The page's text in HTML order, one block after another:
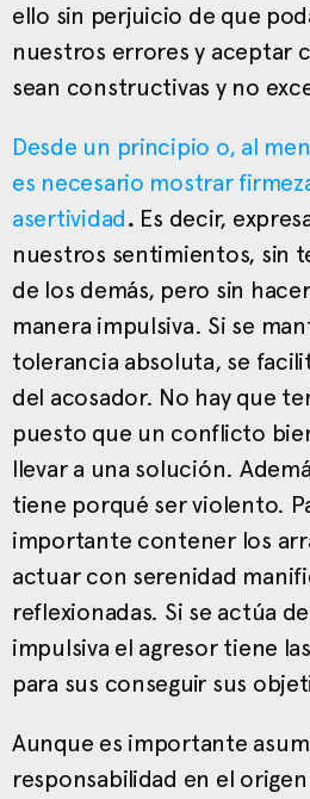
ello sin perjuicio de que
nuestros errores y aceptar
sean constructivas y no
Desde un principio o, al
es necesario mostrar
asertividad. Es decir,
nuestros sentimientos, sin
de los demás, pero sin
manera impulsiva. Si se
tolerancia absoluta, se
del acosador. No hay que
puesto que un conflicto
llevar a una solución.
tiene porqué ser violento.
importante contener los
actuar con serenidad
reflexionadas. Si se actúa
impulsiva el agresor tiene
para sus conseguir sus
Aunque es importante
responsabilidad en el